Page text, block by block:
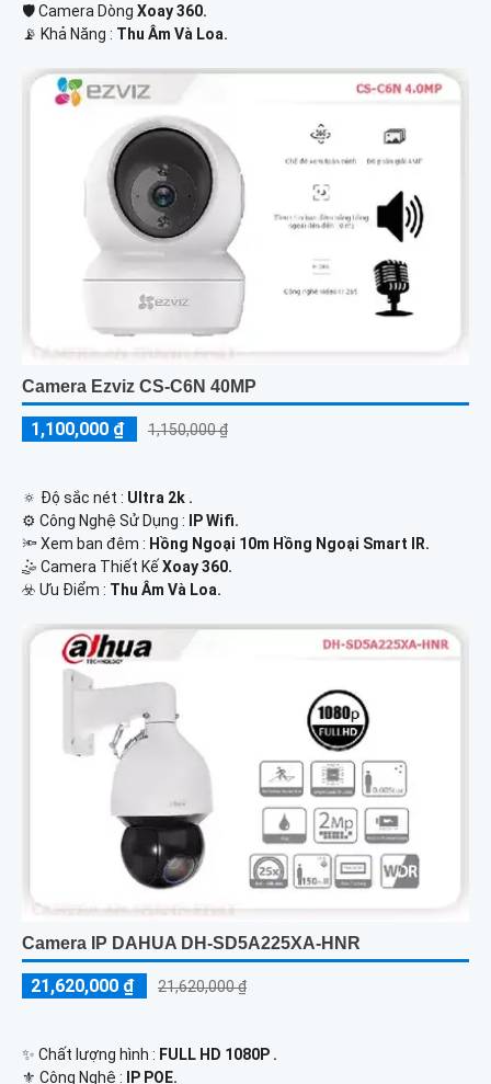
🛡 Camera Dòng Xoay 360.
️📡 Khả Năng : Thu Âm Và Loa.
Camera Ezviz CS-C6N 40MP
1,100,000 ₫ 1,150,000 ₫
🔅 Độ sắc nét : Ultra 2k .
⚙ Công Nghệ Sử Dụng :
IP Wifi.
🔦 Xem ban đêm : Hồng Ngoại 10m Hồng Ngoại Smart IR.
🤹 Camera Thiết Kế Xoay 360.
️☣️ Ưu Điểm : Thu Âm Và Loa.
Camera IP DAHUA DH-SD5A225XA-HNR
21,620,000 ₫ 21,620,000 ₫
✨ Chất lượng hình : FULL HD 1080P .
⚜️ Công Nghệ : IP POE.